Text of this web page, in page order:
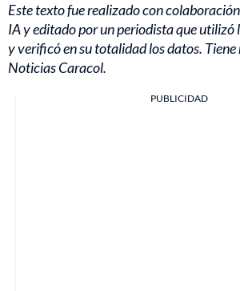
Este texto fue realizado con
IA y editado por un periodista que utilizó
y verificó en su totalidad los datos.
Noticias Caracol.
PUBLICIDAD